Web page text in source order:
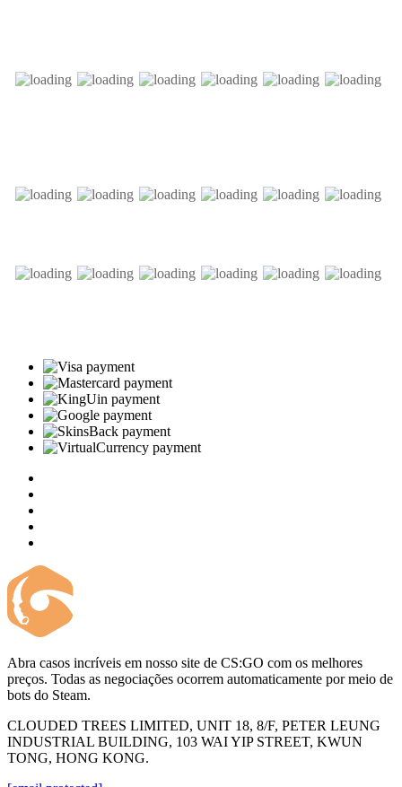
Abra casos incríveis em nosso site de CS:GO com os melhores
preços. Todas as negociações ocorrem automaticamente por meio de
bots do Steam.
CLOUDED TREES LIMITED, UNIT 18, 8/F, PETER LEUNG
INDUSTRIAL BUILDING, 103 WAI YIP STREET, KWUN
TONG, HONG KONG.